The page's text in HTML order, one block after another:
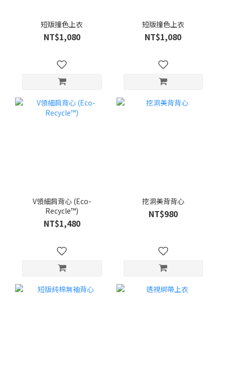
短版撞色上衣
NT$1,080
短版撞色上衣
NT$1,080
V領細肩背心 (Eco-
Recycle™)
NT$1,480
挖洞美背背心
NT$980